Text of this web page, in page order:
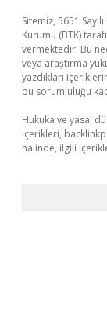
Sitemiz, 5651
Kurumu (BTK)
vermektedir. Bu
veya araştırma
yazdıkları
bu sorumluluğu
Hukuka ve yasal
içerikleri,
halinde, ilgili